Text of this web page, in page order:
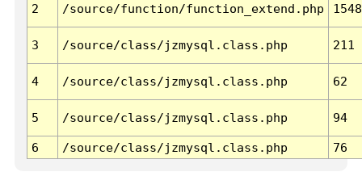
2 /source/function/function_extend.php 1548
3 /source/class/jzmysql.class.php 211
4 /source/class/jzmysql.class.php 62
5 /source/class/jzmysql.class.php 94
6 /source/class/jzmysql.class.php 76